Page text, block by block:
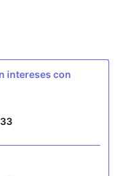
33